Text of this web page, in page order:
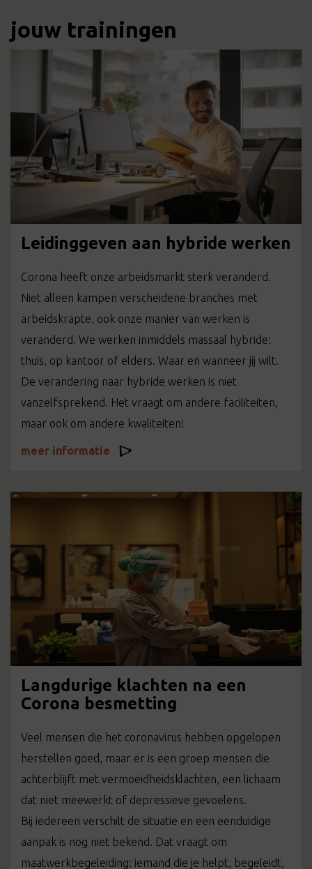
jouw trainingen
Leidinggeven aan hybride werken
Corona heeft onze arbeidsmarkt sterk veranderd.
Niet alleen kampen verscheidene branches met
arbeidskrapte, ook onze manier van werken is
veranderd. We werken inmiddels massaal hybride:
thuis, op kantoor of elders. Waar en wanneer jij wilt.
De verandering naar hybride werken is niet
vanzelfsprekend. Het vraagt om andere faciliteiten,
maar ook om andere kwaliteiten!
meer informatie
Langdurige klachten na een
Corona besmetting
Veel mensen die het coronavirus hebben opgelopen
herstellen goed, maar er is een groep mensen die
achterblijft met vermoeidheidsklachten, een lichaam
dat niet meewerkt of depressieve gevoelens.
Bij iedereen verschilt de situatie en een eenduidige
aanpak is nog niet bekend. Dat vraagt om
maatwerkbegeleiding: iemand die je helpt, begeleidt,